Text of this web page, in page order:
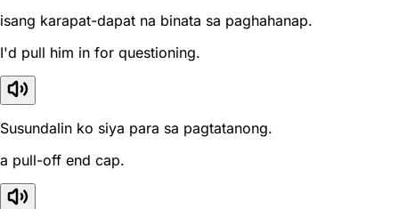
isang karapat-dapat na binata sa paghahanap.
I'd pull him in for questioning.
Susundalin ko siya para sa pagtatanong.
a pull-off end cap.